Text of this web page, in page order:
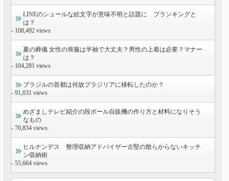
LINEのシュールな絵文字が意味不明と話題に プランキングと
は？
- 108,492 views
夏の葬儀 女性の喪服は半袖で大丈夫？男性の上着は必要？マナー
は？
- 104,281 views
ブラジルの首都は何故ブラジリアに移転したのか？
- 91,031 views
めざましテレビ紹介の段ボール自販機の作り方と材料になりそう
なもの
- 70,834 views
ヒルナンデス 整理収納アドバイザー古堅の散らからないキッチ
ン収納術
- 55,664 views